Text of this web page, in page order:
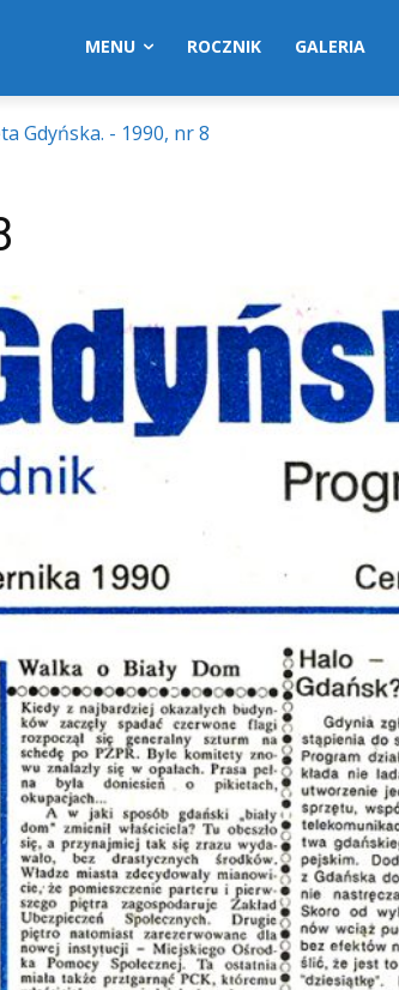
MENU ROCZNIK GALERIA
Gdyńska. - 1990, nr 8